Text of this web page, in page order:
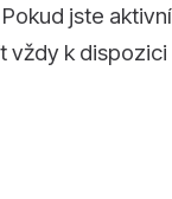
jste
k